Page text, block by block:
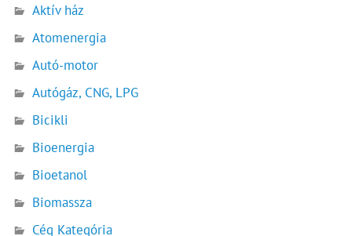
Aktív ház
Atomenergia
Autó-motor
Autógáz, CNG, LPG
Bicikli
Bioenergia
Bioetanol
Biomassza
Cég Kategória